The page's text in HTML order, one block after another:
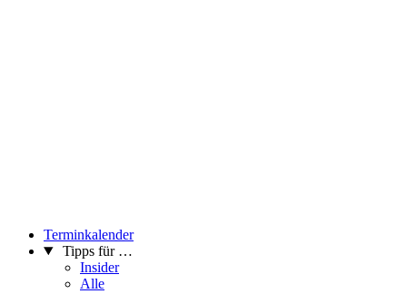
Terminkalender
Tipps für …
Insider
Alle